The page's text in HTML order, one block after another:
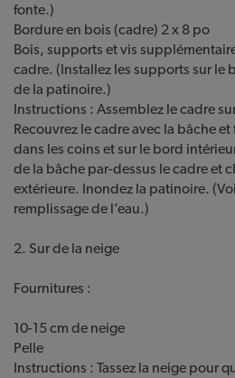
fonte.)
Bordure en bois (cadre) 2 x 8 po
Bois, supports et vis
cadre. (Installez les supports sur le
de la patinoire.)
Instructions : Assemblez le cadre
Recouvrez le cadre avec la bâche
dans les coins et sur le bord
de la bâche par-dessus le cadre et
extérieure. Inondez la patinoire.
remplissage de l’eau.)
2. Sur de la neige
Fournitures :
10-15 cm de neige
Pelle
Instructions : Tassez la neige pour